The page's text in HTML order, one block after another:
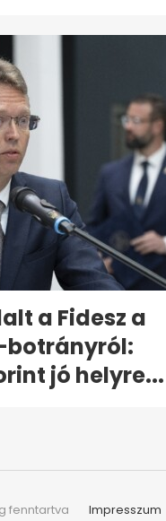
a Fidesz a
botrányról:
jó helyre...
Impresszum
fenntartva